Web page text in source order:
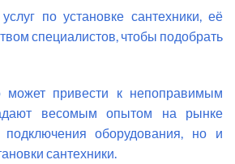
по установке сантехники, её
специалистов, чтобы подобрать
может привести к непоправимым
весомым опытом на рынке
подключения оборудования, но и
сантехники.